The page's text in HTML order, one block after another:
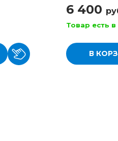
6 400
Товар есть в
В